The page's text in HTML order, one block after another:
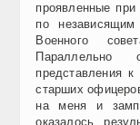
проявленные
по независящим
Военного
Параллельно
представления
старших
на меня и
оказалось